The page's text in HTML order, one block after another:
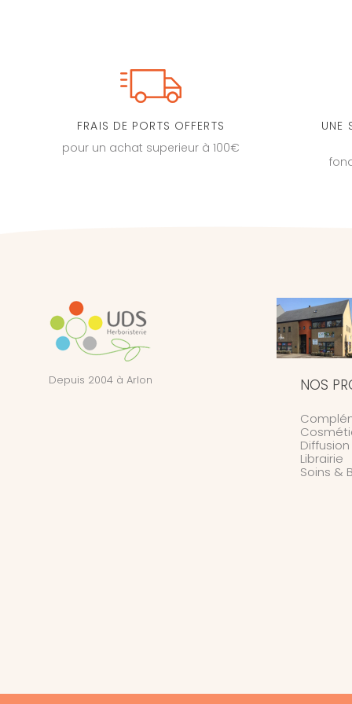
FRAIS DE PORTS OFFERTS
pour un achat superieur à 100€
UNE
Depuis 2004 à Arlon NOS
Librairie
Soins &